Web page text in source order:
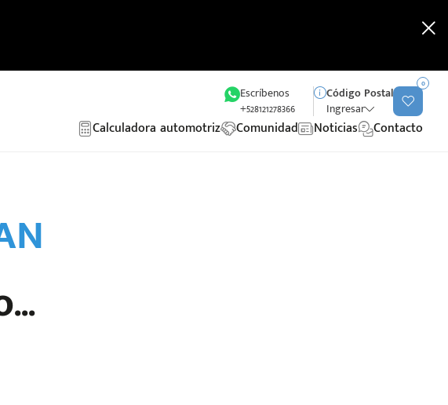
Escríbenos
+528121278366
Código Postal
Ingresar
0
Calculadora automotriz Comunidad Noticias Contacto